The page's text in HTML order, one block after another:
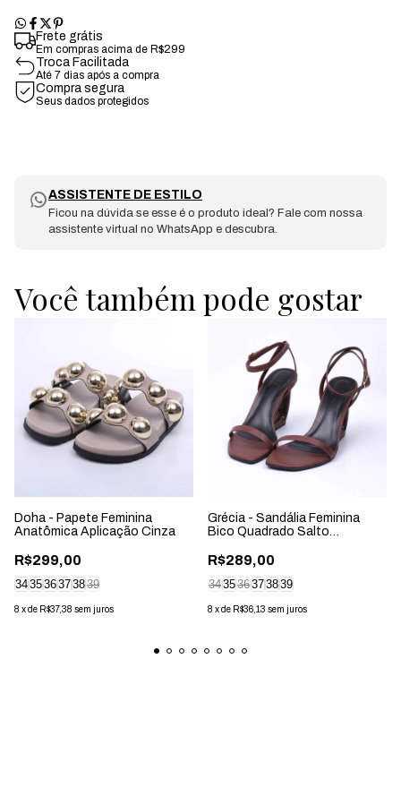
Frete grátis
Em compras acima de R$299
Troca Facilitada
Até 7 dias após a compra
Compra segura
Seus dados protegidos
ASSISTENTE DE ESTILO
Ficou na dúvida se esse é o produto ideal? Fale com nossa
assistente virtual no WhatsApp e descubra.
Você também pode gostar
Doha - Papete Feminina
Anatômica Aplicação Cinza
R$299,00
343536373839
8 xde R$37,38 sem juros
Grécia - Sandália Feminina
Bico Quadrado Salto
R$289,00
343536373839
8 xde R$36,13 sem juros